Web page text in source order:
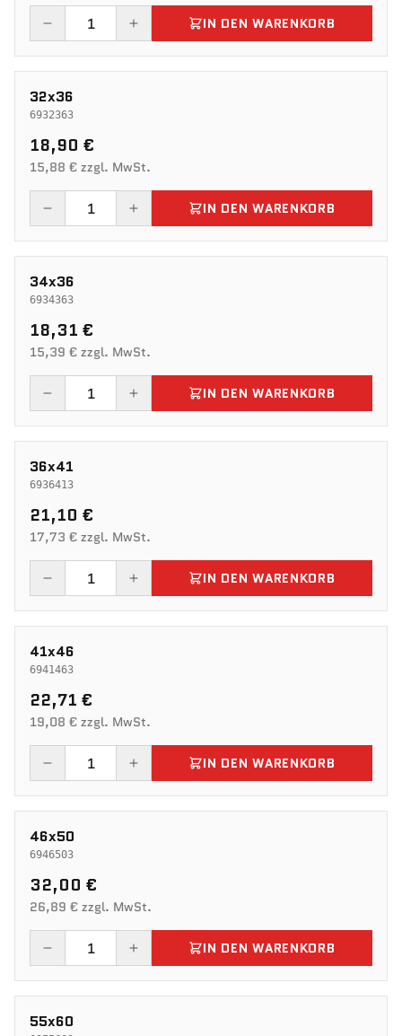
IN DEN WARENKORB
32x36
6932363
18,90 €
15,88 € zzgl. MwSt.
IN DEN WARENKORB
34x36
6934363
18,31 €
15,39 € zzgl. MwSt.
IN DEN WARENKORB
36x41
6936413
21,10 €
17,73 € zzgl. MwSt.
IN DEN WARENKORB
41x46
6941463
22,71 €
19,08 € zzgl. MwSt.
IN DEN WARENKORB
46x50
6946503
32,00 €
26,89 € zzgl. MwSt.
IN DEN WARENKORB
55x60